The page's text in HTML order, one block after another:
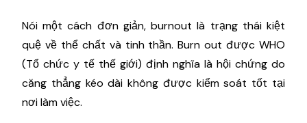
Nói một cách đơn giản, burnout là trạng thái kiệt
quệ về thể chất và tinh thần. Burn out được WHO
(Tổ chức y tế thế giới) định nghĩa là hội chứng do
căng thẳng kéo dài không được kiểm soát tốt tại
nơi làm việc.